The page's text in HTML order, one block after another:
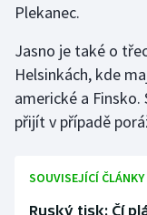
Plekanec.
Jasno je také o
Helsinkách, kde
americké a
přijít v případě
SOUVISEJÍCÍ ČLÁNKY
Ruský tisk: Čí